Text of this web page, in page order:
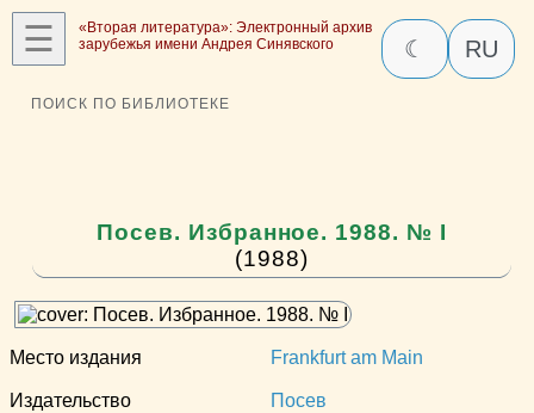
☰
«Вторая литература»: Электронный архив
зарубежья имени Андрея Синявского
☾ RU
ПОИСК ПО БИБЛИОТЕКЕ
Посев. Избранное. 1988. № I
(1988)
Место издания Frankfurt am Main
Издательство Посев